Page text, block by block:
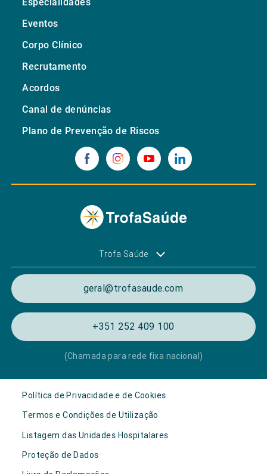
Eventos
Corpo Clínico
Recrutamento
Acordos
Canal de denúncias
Plano de Prevenção de Riscos
Trofa Saúde
geral@trofasaude.com
+351 252 409 100
(Chamada para rede fixa nacional)
Política de Privacidade e de Cookies
Termos e Condições de Utilização
Listagem das Unidades Hospitalares
Proteção de Dados